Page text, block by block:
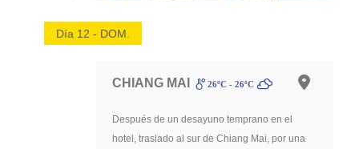
Día 12 - DOM.
CHIANG MAI 26ºC - 26ºC
Después de un desayuno temprano en el
hotel, traslado al sur de Chiang Mai, por una